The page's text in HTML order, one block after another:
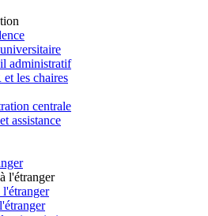
administratif
les chaires
centrale
assistance
l'étranger